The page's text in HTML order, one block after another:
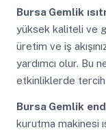
Bursa Gemlik
yüksek kaliteli ve
üretim ve iş
yardımcı olur. Bu
etkinliklerde tercih
Bursa Gemlik
kurutma makinesi